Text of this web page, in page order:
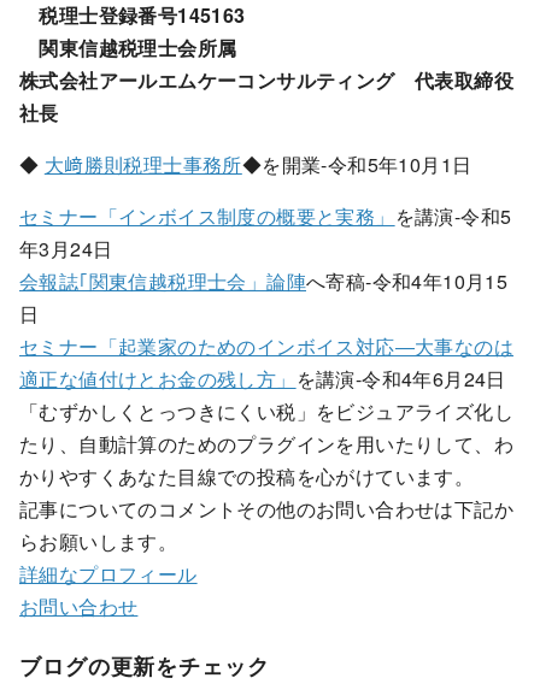
税理士登録番号145163
関東信越税理士会所属
株式会社アールエムケーコンサルティング 代表取締役
社長
◆ 大﨑勝則税理士事務所◆を開業-令和5年10月1日
セミナー「インボイス制度の概要と実務」 を講演-令和5
年3月24日
会報誌｢関東信越税理士会」論陣へ寄稿-令和4年10月15
日
セミナー「起業家のためのインボイス対応―大事なのは
適正な値付けとお金の残し方」 を講演-令和4年6月24日
「むずかしくとっつきにくい税」をビジュアライズ化し
たり、自動計算のためのプラグインを用いたりして、わ
かりやすくあなた目線での投稿を心がけています。
記事についてのコメントその他のお問い合わせは下記か
らお願いします。
詳細なプロフィール
お問い合わせ
ブログの更新をチェック